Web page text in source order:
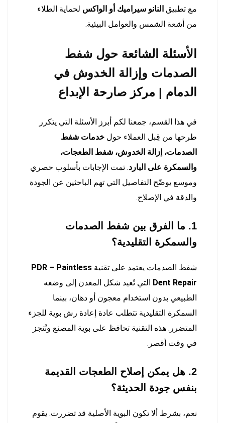
مع تطبيق النانو سيراميك أو الواكس لحماية الطلاء
من أشعة الشمس والعوامل البيئية.
الأسئلة الشائعة حول شفط
الصدمات وإزالة الخدوش في
الدمام | مركز صارحة الإبداع
في هذا القسم، جمعنا لكم أبرز الأسئلة التي يتكرر
طرحها من قِبل العملاء حول خدمات شفط
الصدمات، إزالة الخدوش، شفط الطعجات،
والسمكرة على البارد. تمت الإجابات بأسلوب حصري
وموسع يوضّح التفاصيل التي تهم الباحثين عن الجودة
والدقة في الإصلاح.
1. ما الفرق بين شفط الصدمات
والسمكرة التقليدية؟
شفط الصدمات يعتمد على تقنية PDR – Paintless
Dent Repair التي تُعيد شكل المعدن إلى وضعه
الطبيعي بدون استخدام معجون أو دهان، بينما
السمكرة التقليدية تتطلب عادة إعادة رش بوية للجزء
المتضرر. هذه التقنية تحافظ على بوية المصنع وتُنجز
في وقت أقصر.
2. هل يمكن إصلاح الطعجات القديمة
بنفس جودة الحديثة؟
نعم، بشرط ألا تكون البوية الأصلية قد تضررت. يقوم